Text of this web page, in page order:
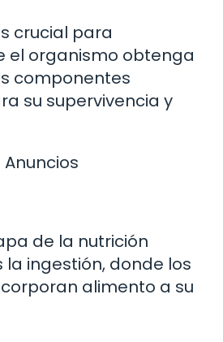
crucial para
el organismo obtenga
componentes
su supervivencia y
Anuncios
de la nutrición
ingestión, donde los
alimento a su